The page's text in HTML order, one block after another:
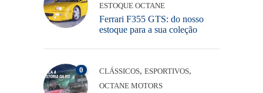
ESTOQUE OCTANE
Ferrari F355 GTS: do nosso
estoque para a sua coleção
0 CLÁSSICOS, ESPORTIVOS,
OCTANE MOTORS